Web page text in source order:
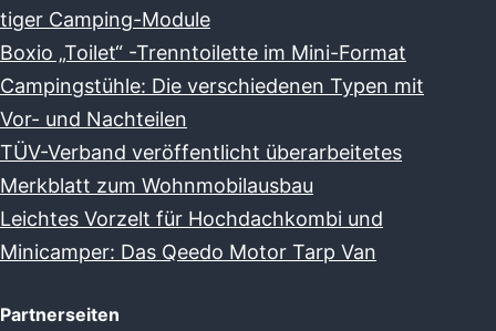
tiger Camping-Module
Boxio „Toilet“ -Trenntoilette im Mini-Format
Campingstühle: Die verschiedenen Typen mit
Vor- und Nachteilen
TÜV-Verband veröffentlicht überarbeitetes
Merkblatt zum Wohnmobilausbau
Leichtes Vorzelt für Hochdachkombi und
Minicamper: Das Qeedo Motor Tarp Van
Partnerseiten